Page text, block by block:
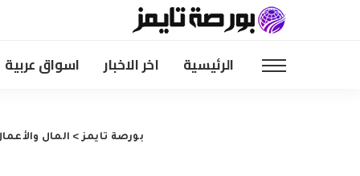
الرئيسية اخر الاخبار اسواق عربية
بورصة تايمز> المال